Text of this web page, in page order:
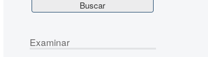
Examinar